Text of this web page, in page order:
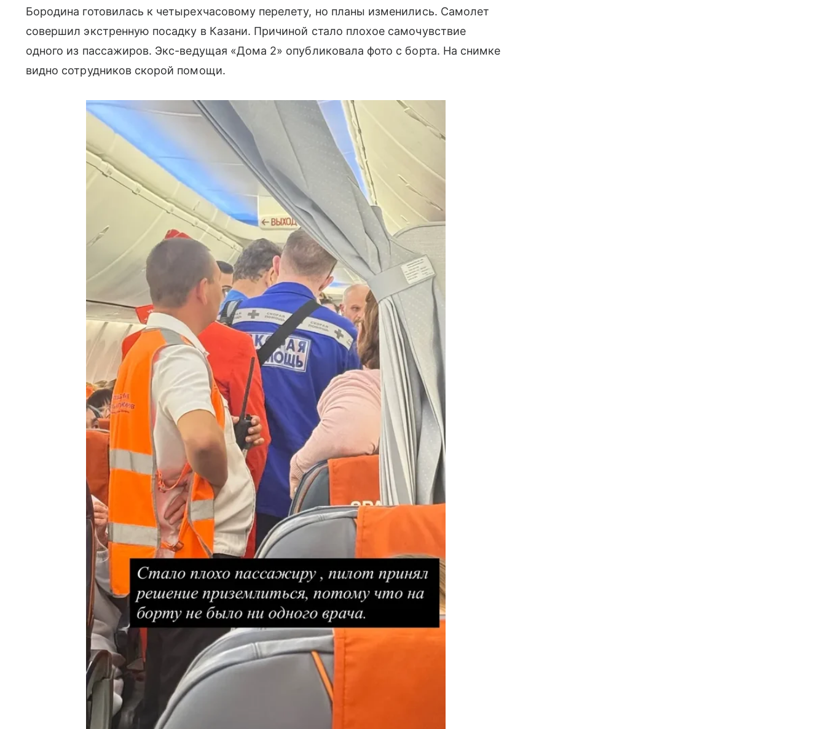
Бородина готовилась к четырехчасовому перелету, но планы изменились. Самолет
совершил экстренную посадку в Казани. Причиной стало плохое самочувствие
одного из пассажиров. Экс-ведущая «Дома 2» опубликовала фото с борта. На снимке
видно сотрудников скорой помощи.